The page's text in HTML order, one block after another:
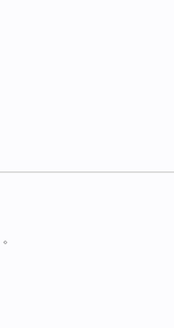
。